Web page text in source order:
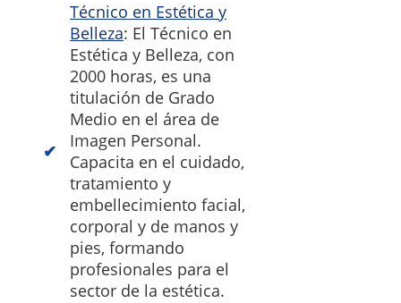
Técnico en Estética y
Belleza: El Técnico en
Estética y Belleza, con
2000 horas, es una
titulación de Grado
Medio en el área de
Imagen Personal.
Capacita en el cuidado,
tratamiento y
embellecimiento facial,
corporal y de manos y
pies, formando
profesionales para el
sector de la estética.